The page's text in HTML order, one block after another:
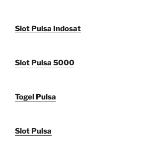
Slot Pulsa Indosat
Slot Pulsa 5000
Togel Pulsa
Slot Pulsa